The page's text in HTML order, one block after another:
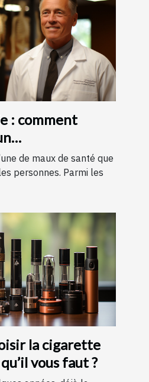
: comment
?
de maux de santé que
personnes. Parmi les
la cigarette
vous faut ?